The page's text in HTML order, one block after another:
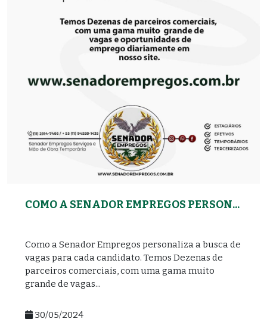
COMO A SENADOR EMPREGOS PERSON...
Como a Senador Empregos personaliza a busca de
vagas para cada candidato. Temos Dezenas de
parceiros comerciais, com uma gama muito
grande de vagas...
30/05/2024